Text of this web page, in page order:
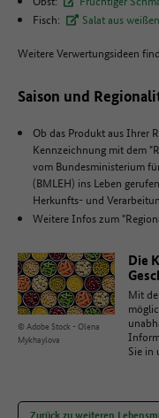
Fisch:
Salat aus
Weitere Verwertungsideen
Saison und
Ob das Produkt aus Ihrer
Kennzeichnung mit dem
vom Bundesministerium
(BMLEH) ins Leben
Herkunfts- und
Weitere Infos zum
© Adobe Stock - Olena
Mykhaylova
Die
Mit
Sie in
Zurück zu weiteren